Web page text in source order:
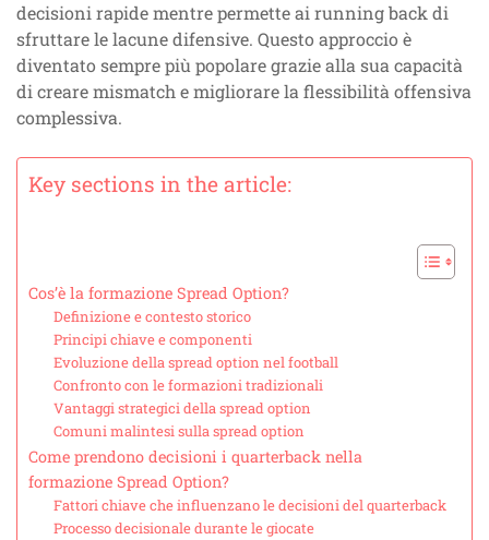
decisioni rapide mentre permette ai running back di
sfruttare le lacune difensive. Questo approccio è
diventato sempre più popolare grazie alla sua capacità
di creare mismatch e migliorare la flessibilità offensiva
complessiva.
Key sections in the article:
Cos’è la formazione Spread Option?
Definizione e contesto storico
Principi chiave e componenti
Evoluzione della spread option nel football
Confronto con le formazioni tradizionali
Vantaggi strategici della spread option
Comuni malintesi sulla spread option
Come prendono decisioni i quarterback nella
formazione Spread Option?
Fattori chiave che influenzano le decisioni del quarterback
Processo decisionale durante le giocate